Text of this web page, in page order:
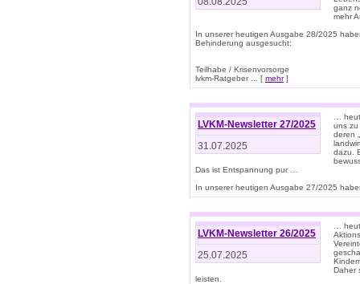
ganz
mehr
In unserer heutigen Ausgabe 28/2025
Behinderung ausgesucht:
Teilhabe / Krisenvorsorge
lvkm-Ratgeber ... [ mehr]
LVKM-Newsletter 27/2025
31.07.2025
…
uns zu
deren
dazu.
Das ist Entspannung pur …
In unserer heutigen Ausgabe 27/2025
LVKM-Newsletter 26/2025
25.07.2025
…
Daher
leisten.